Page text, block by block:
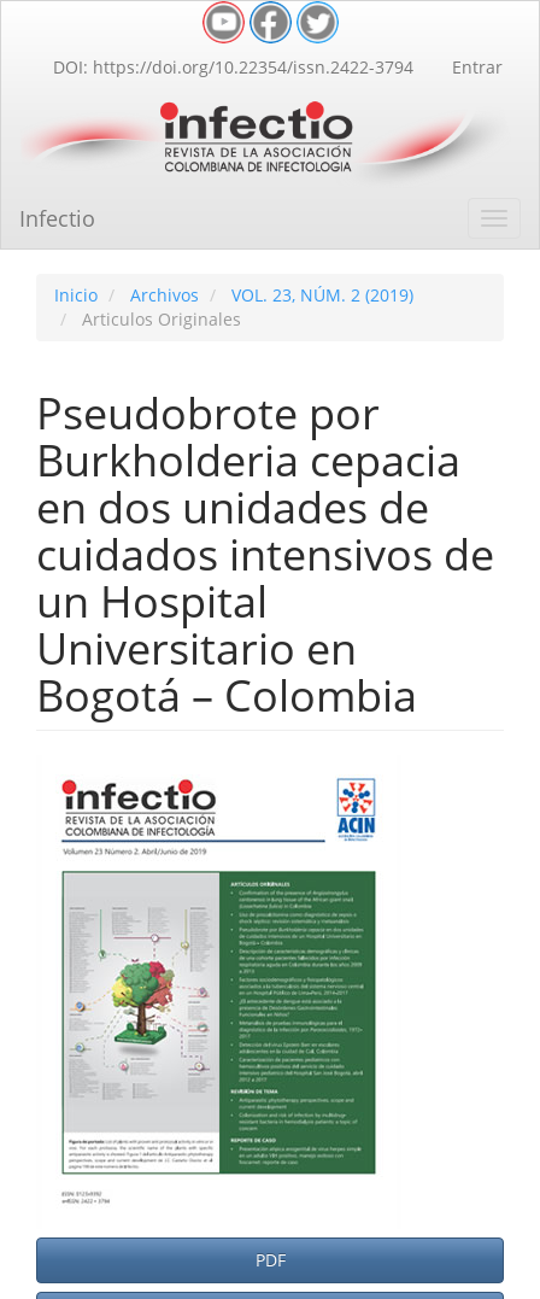
Contenido
principal
lateral
DOI: https://doi.org/10.22354/issn.2422-3794 Entrar
Infectio
Inicio Archivos
VOL. 23, NÚM. 2 (2019)
Articulos Originales
Pseudobrote por
Burkholderia cepacia
en dos unidades de
cuidados intensivos de
un Hospital
Universitario en
Bogotá – Colombia
Barra
lateral
del
artículo
PDF